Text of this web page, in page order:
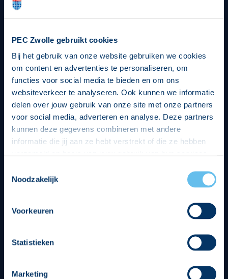
PEC Zwolle gebruikt cookies
Bij het gebruik van onze website gebruiken we cookies
om content en advertenties te personaliseren, om
functies voor social media te bieden en om ons
websiteverkeer te analyseren. Ook kunnen we informatie
delen over jouw gebruik van onze site met onze partners
voor social media, adverteren en analyse. Deze partners
kunnen deze gegevens combineren met andere
informatie die jij aan ze hebt verstrekt of die ze hebben
op een veilige en integere wijze. Je kunt je toestemming
beheren op de privacy- en cookieverklaring pagina.
Noodzakelijk
Voorkeuren
Statistieken
Marketing